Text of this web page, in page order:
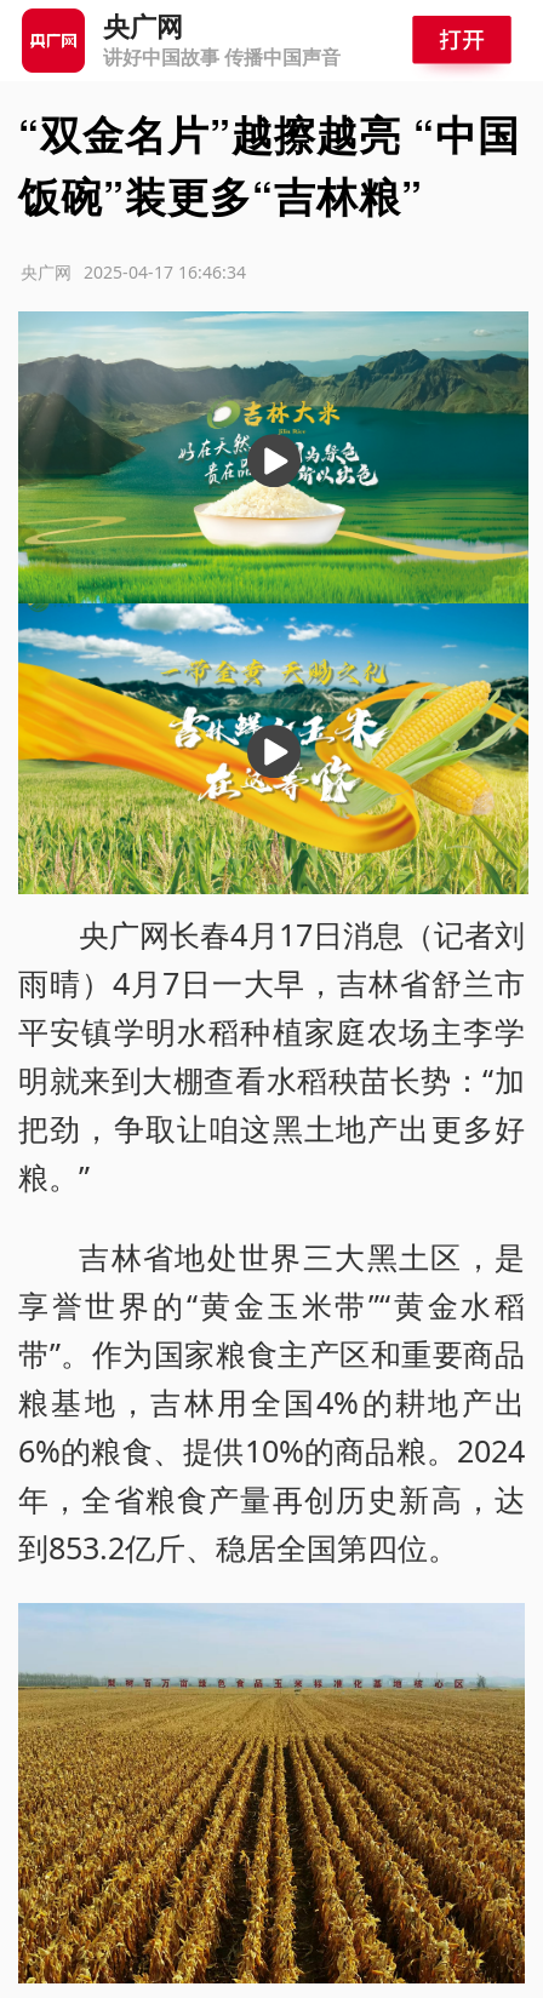
央广网
讲好中国故事 传播中国声音
“双金名片”越擦越亮 “中国
饭碗”装更多“吉林粮”
2025-04-17 16:46:34
央广网
播
放
播
放
央广网长春4月17日消息（记者刘
雨晴）4月7日一大早，吉林省舒兰市
平安镇学明水稻种植家庭农场主李学
明就来到大棚查看水稻秧苗长势：“加
把劲，争取让咱这黑土地产出更多好
粮。”
吉林省地处世界三大黑土区，是
享誉世界的“黄金玉米带”“黄金水稻
带”。作为国家粮食主产区和重要商品
粮基地，吉林用全国4%的耕地产出
6%的粮食、提供10%的商品粮。2024
年，全省粮食产量再创历史新高，达
到853.2亿斤、稳居全国第四位。